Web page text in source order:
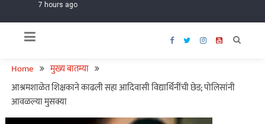
7 hours ago
Home
मुख्य बातम्या
आश्रमशाळेत शिक्षकाने काढली सहा आदिवासी विद्यार्थिनींची छेड; पोलिसांनी
आवळल्या मुसक्या